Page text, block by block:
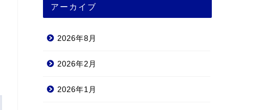
アーカイブ
2026年8月
2026年2月
2026年1月